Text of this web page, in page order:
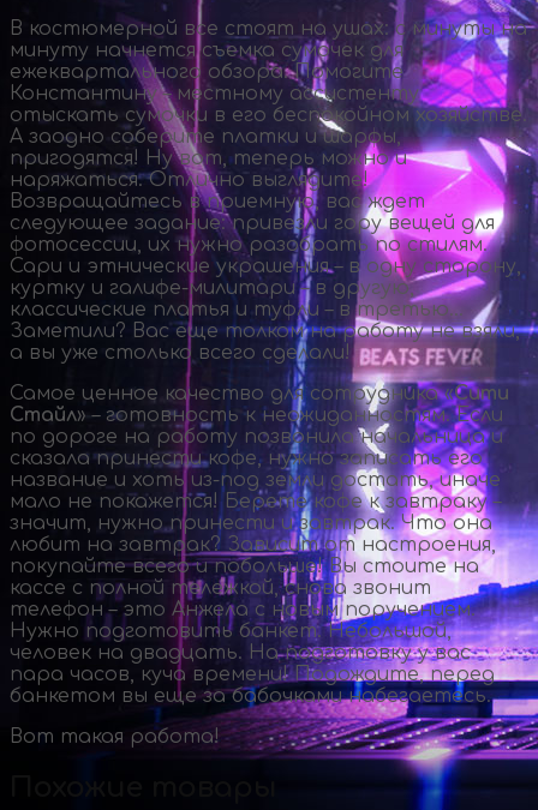
В костюмерной все стоят на ушах: с минуты на
минуту начнется съемка сумочек для
ежеквартального обзора. Помогите
Константину – местному ассистенту
отыскать сумочки в его беспокойном хозяйстве.
А заодно соберите платки и шарфы,
пригодятся! Ну вот, теперь можно и
наряжаться. Отлично выглядите!
Возвращайтесь в приемную, вас ждет
следующее задание: привезли гору вещей для
фотосессии, их нужно разобрать по стилям.
Сари и этнические украшения – в одну сторону,
куртку и галифе-милитари– в другую,
классические платья и туфли – в третью…
Заметили? Вас еще толком на работу не взяли,
а вы уже столько всего сделали!
Самое ценное качество для сотрудника «Сити
Стайл» – готовность к неожиданностям. Если
по дороге на работу позвонила начальница и
сказала принести кофе, нужно записать его
название и хоть из-под земли достать, иначе
мало не покажется! Берете кофе к завтраку –
значит, нужно принести и завтрак. Что она
любит на завтрак? Зависит от настроения,
покупайте всего и побольше! Вы стоите на
кассе с полной тележкой, снова звонит
телефон – это Анжела с новым поручением.
Нужно подготовить банкет. Небольшой,
человек на двадцать. На подготовку у вас
пара часов, куча времени! Подождите, перед
банкетом вы еще за бабочками набегаетесь.
Вот такая работа!